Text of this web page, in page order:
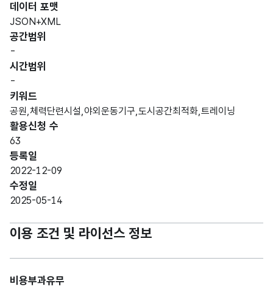
데이터 포맷
JSON+XML
공간범위
-
시간범위
-
키워드
공원,체력단련시설,야외운동기구,도시공간최적화,트레이닝
활용신청 수
63
등록일
2022-12-09
수정일
2025-05-14
이용 조건 및 라이선스 정보
비용부과유무